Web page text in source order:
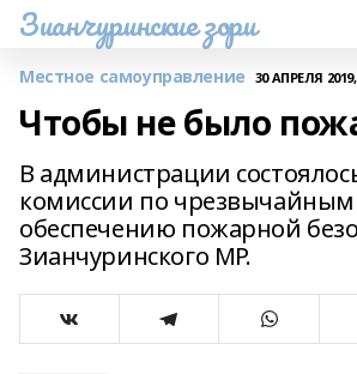
Зианчуринские зори
Местное самоуправление 30 АПРЕЛЯ 2019,
Чтобы не было
В администрации
комиссии по
обеспечению пожарной
Зианчуринского МР.